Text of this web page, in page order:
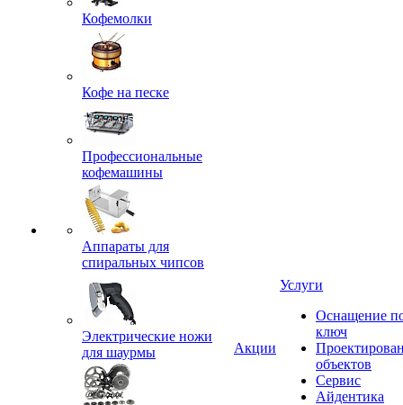
Кофемолки
Кофе на песке
Профессиональные
кофемашины
Аппараты для
спиральных чипсов
Электрические ножи
для шаурмы
Акции
Услуги
Оснащение
ключ
объектов
Сервис
Айдентика